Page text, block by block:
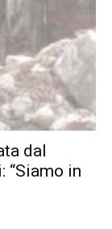
dal
“Siamo in